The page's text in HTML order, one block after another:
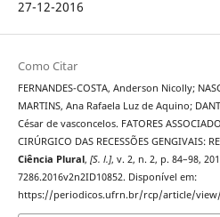
27-12-2016
Como Citar
FERNANDES-COSTA, Anderson Nicolly;
MARTINS, Ana Rafaela Luz de Aquino;
César de vasconcelos. FATORES
CIRÚRGICO DAS RECESSÕES GENGIVAIS:
Ciência Plural, [S. l.], v. 2, n. 2, p. 84–98,
7286.2016v2n2ID10852. Disponível em:
https://periodicos.ufrn.br/rcp/article/view/